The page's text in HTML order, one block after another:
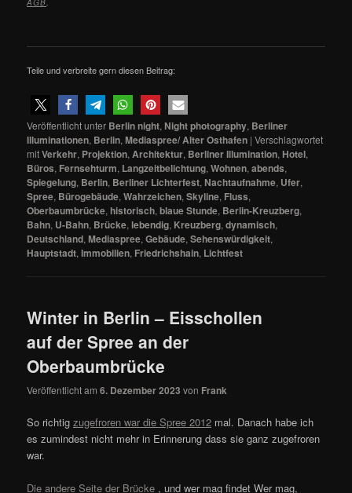
AGB.
Teile und verbreite gern diesen Beitrag:
Veröffentlicht unter Berlin night, Night photography, Berliner
Illuminationen, Berlin,Mediaspree/ Alter Osthafen |Verschlagwortet
mitVerkehr, Projektion, Architektur, Berliner Illumination, Hotel,
Büros, Fernsehturm, Langzeitbelichtung,Wohnen,abends,
Spiegelung, Berlin, Berliner Lichterfest, Nachtaufnahme, Ufer,
Spree, Bürogebäude,Wahrzeichen,Skyline, Fluss,
Oberbaumbrücke,historisch,blaue Stunde, Berlin-Kreuzberg,
Bahn, U-Bahn, Brücke,lebendig, Kreuzberg,dynamisch,
Deutschland,Mediaspree,Gebäude,Sehenswürdigkeit,
Hauptstadt,Immobilien, Friedrichshain, Lichtfest
Winter in Berlin – Eisschollen
auf der Spree an der
Oberbaumbrücke
Veröffentlicht am6. Dezember 2023 von Frank
So richtigzugefroren war die Spree 2012 mal. Danach habe ich
es zumindest nicht mehr in Erinnerung dass sie ganz zugefroren
war.
Die andere Seite der Brücke , und wer mag findet Wer mag,